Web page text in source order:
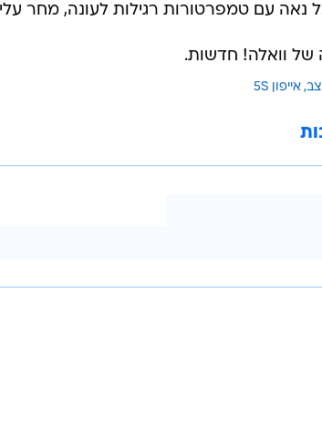
נאה עם טמפרטורות רגילות לעונה, מחר
וואלה! חדשות.
אייפון 5S